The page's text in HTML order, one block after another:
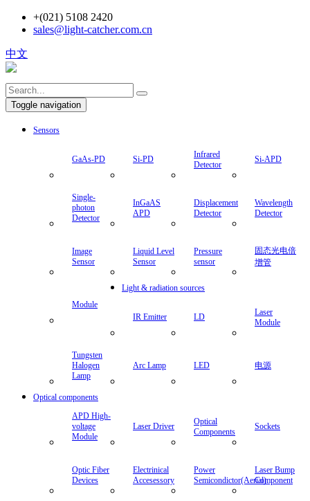
+(021) 5108 2420
sales@light-catcher.com.cn
中文
Toggle navigation
Sensors
GaAs-PD Si-PD
Infrared
Detector
Si-APD
Single-
photon
Detector
InGaAS
APD
Displacement
Detector
Wavelength
Detector
Image
Sensor
Liquid Level
Sensor
Pressure
sensor
固态光电倍
增管
Module
Light & radiation sources
IR Emitter LD
Laser
Module
Tungsten
Halogen
Lamp
Arc Lamp LED 电源
Optical components
APD High-
voltage
Module
Laser Driver
Optical
Components
Sockets
Optic Fiber
Devices
Electrinical
Accesessory
Power
Semicondictor(Aerial)
Laser Bump
Component